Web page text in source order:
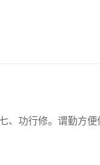
、功行修。谓勤方